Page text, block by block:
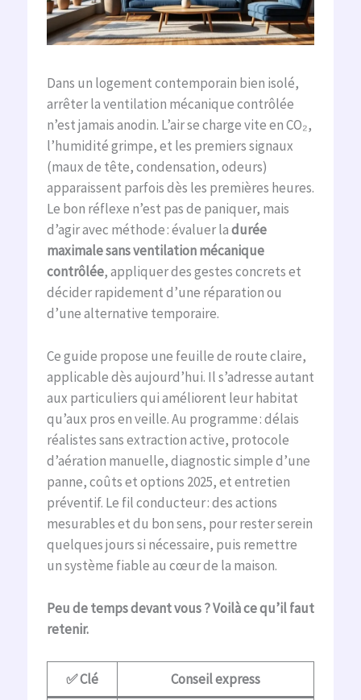
Dans un logement contemporain bien isolé,
arrêter la ventilation mécanique contrôlée
n’est jamais anodin. L’air se charge vite en CO₂,
l’humidité grimpe, et les premiers signaux
(maux de tête, condensation, odeurs)
apparaissent parfois dès les premières heures.
Le bon réflexe n’est pas de paniquer, mais
d’agir avec méthode : évaluer ladurée
maximale sans ventilation mécanique
contrôlée, appliquer des gestes concrets et
décider rapidement d’une réparation ou
d’une alternative temporaire.
Ce guide propose une feuille de route claire,
applicable dès aujourd’hui. Il s’adresse autant
aux particuliers qui améliorent leur habitat
qu’aux pros en veille. Au programme : délais
réalistes sans extraction active, protocole
d’aération manuelle, diagnostic simple d’une
panne, coûts et options 2025, et entretien
préventif. Le fil conducteur : des actions
mesurables et du bon sens, pour rester serein
quelques jours si nécessaire, puis remettre
un système fiable au cœur de la maison.
Peu de temps devant vous ? Voilà ce qu’il faut
retenir.
✅ Clé Conseil express